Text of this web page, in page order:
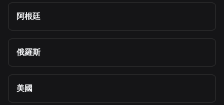
阿根廷
俄羅斯
美國